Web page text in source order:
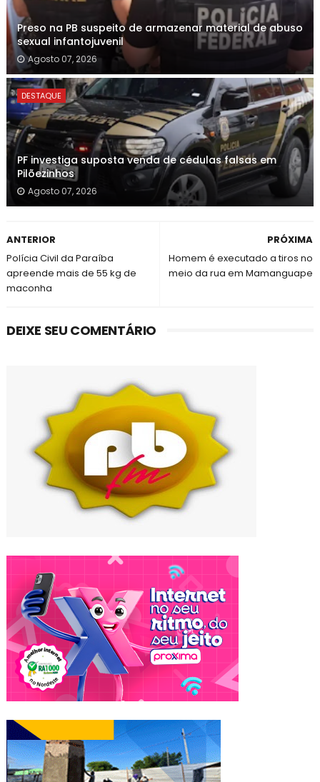
Preso na PB suspeito de armazenar material de abuso
sexual infantojuvenil
Agosto 07, 2026
DESTAQUE
PF investiga suposta venda de cédulas falsas em
Pilõezinhos
Agosto 07, 2026
PRÓXIMA
Homem é executado a tiros no
meio da rua em Mamanguape
ANTERIOR
Polícia Civil da Paraíba
apreende mais de 55 kg de
maconha
DEIXE SEU COMENTÁRIO